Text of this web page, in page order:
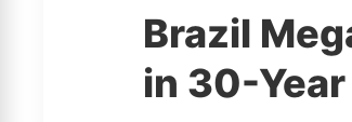
Brazil
in 30-